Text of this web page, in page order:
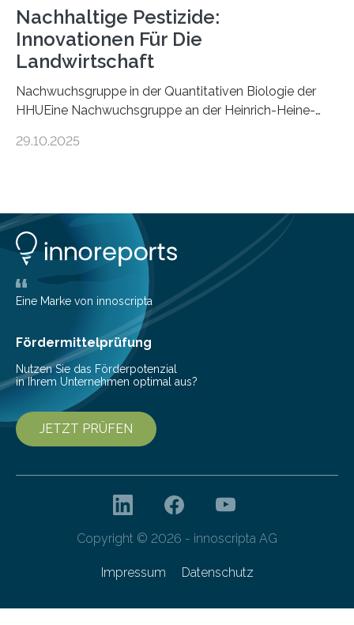
Nachhaltige Pestizide:
Innovationen Für Die
Landwirtschaft
Nachwuchsgruppe in der Quantitativen Biologie der
HHUEine Nachwuchsgruppe an der Heinrich-Heine-
fünf Jahren erforschen, wie Bakterien auf
Insektenblume. Das Bundesministerium für Forschung,
Technologie und Raumfahrt (BMFTR) fördert das
Projekt im Rahmen der Nationalen
Bioökonomiestrategie mit rund 2,7 Millionen Euro.
Pestizide sind äußerst wichtig, um die globale
Ernährung zu sichern. Ohne sie besteht die weltweite
Gefahr erheblicher…
29.10.2025
Eine Marke von innoscripta
Fördermittelprüfung
Nutzen Sie das Förderpotenzial
in Ihrem Unternehmen optimal aus?
JETZT PRÜFEN
Copyright © 2026 - innoscripta AG
Impressum Datenschutz